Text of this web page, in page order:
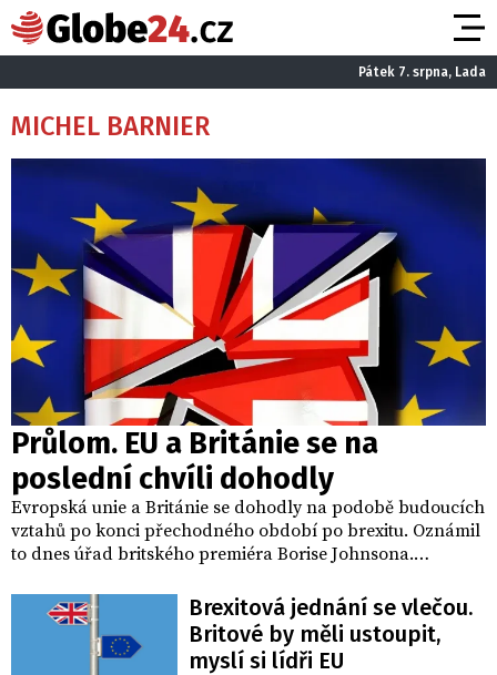
Pátek 7. srpna, Lada
MICHEL BARNIER
Průlom. EU a Británie se na
poslední chvíli dohodly
Evropská unie a Británie se dohodly na podobě budoucích
vztahů po konci přechodného období po brexitu. Oznámil
to dnes úřad britského premiéra Borise Johnsona.
za "skvělou novinu".
Brexitová jednání se vlečou.
Britové by měli ustoupit,
myslí si lídři EU